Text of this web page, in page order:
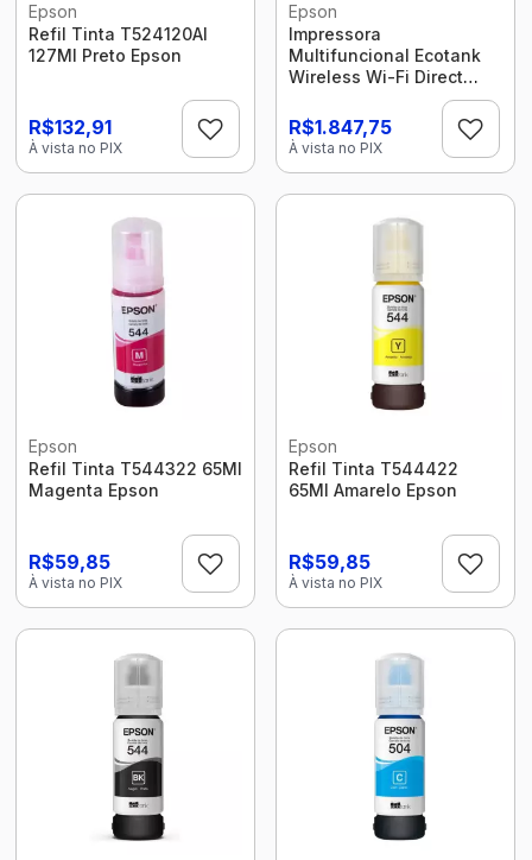
Epson
Refil Tinta T524120Al
127Ml Preto Epson
R$132,91
À vista no PIX
Epson
Impressora
Multifuncional Ecotank
Wireless Wi-Fi Direct
Bivolt Preto A4 L4260
Epson
R$1.847,75
À vista no PIX
Epson
Refil Tinta T544322 65Ml
Magenta Epson
R$59,85
À vista no PIX
Epson
Refil Tinta T544422
65Ml Amarelo Epson
R$59,85
À vista no PIX